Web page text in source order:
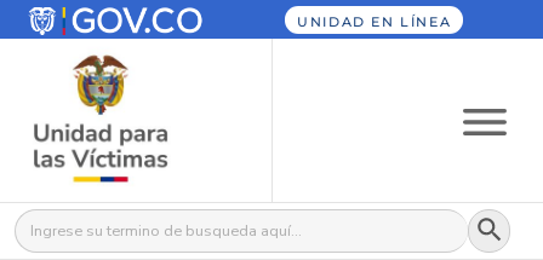
UNIDAD EN LÍNEA
Buscar: Botón